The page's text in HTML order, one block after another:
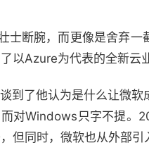
士断腕，而更像是舍弃
以Azure为代表的全新云
到了他认为是什么让微软
对Windows只字不提。
但同时，微软也从外部